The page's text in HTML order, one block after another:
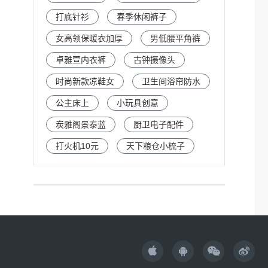
打底针衫 春季休闲裤子
女高领保暖衣加厚 男低腰平角裤
卓雅萱内衣裤 古钟摄像头
时尚新款凉鞋女 卫生间浴帘防水
公主床上 小玩具创意
炭雅阁景泰蓝 厨卫电子配件
打火机10元 天下粮仓小梳子